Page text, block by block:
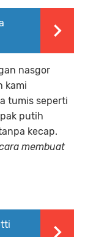
nasgor
kami
tumis seperti
putih
kecap.
membuat